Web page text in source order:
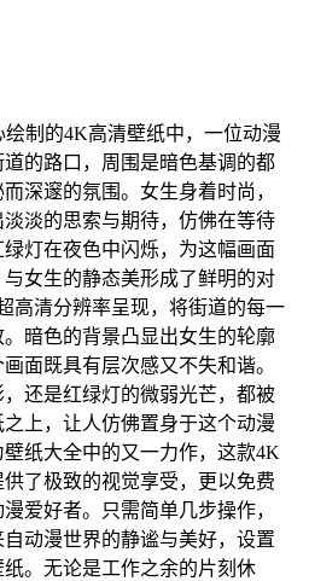
制的4K高清壁纸中，一位动漫
的路口，周围是暗色基调的都
深邃的氛围。女生身着时尚，
淡的思索与期待，仿佛在等待
灯在夜色中闪烁，为这幅画面
女生的静态美形成了鲜明的对
高清分辨率呈现，将街道的每一
暗色的背景凸显出女生的轮廓
面既具有层次感又不失和谐。
还是红绿灯的微弱光芒，都被
上，让人仿佛置身于这个动漫
纸大全中的又一力作，这款4K
了极致的视觉享受，更以免费
爱好者。只需简单几步操作，
动漫世界的静谧与美好，设置
。无论是工作之余的片刻休